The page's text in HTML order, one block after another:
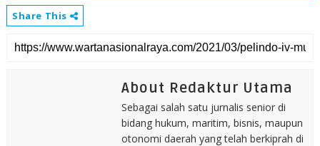
Share This
About Redaktur Utama
Sebagai salah satu jurnalis senior di
bidang hukum, maritim, bisnis, maupun
otonomi daerah yang telah berkiprah di